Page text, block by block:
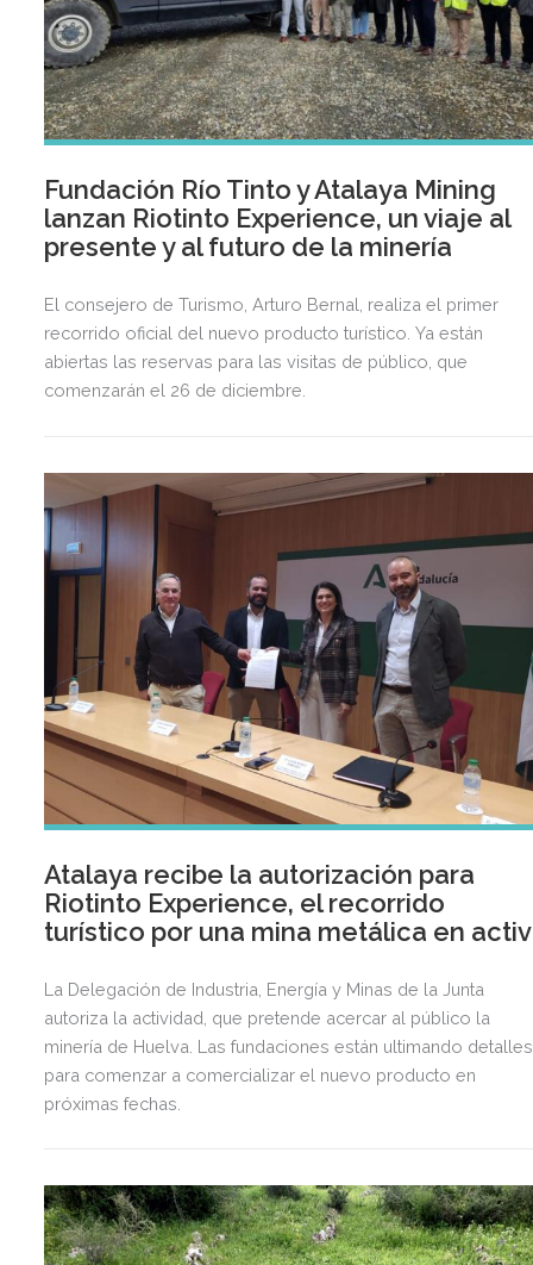
Fundación Río Tinto y Atalaya Mining
lanzan Riotinto Experience, un viaje al
presente y al futuro de la minería
El consejero de Turismo, Arturo Bernal, realiza el primer
recorrido oficial del nuevo producto turístico. Ya están
abiertas las reservas para las visitas de público, que
comenzarán el 26 de diciembre.
Atalaya recibe la autorización para
Riotinto Experience, el recorrido
turístico por una mina metálica en
La Delegación de Industria, Energía y Minas de la Junta
autoriza la actividad, que pretende acercar al público la
minería de Huelva. Las fundaciones están ultimando detalles
para comenzar a comercializar el nuevo producto en
próximas fechas.